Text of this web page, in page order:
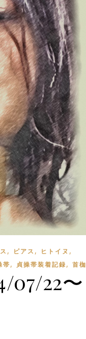
, ピアス , ヒトイヌ ,
帯, 貞操帯装着記録, 首枷
07/22〜